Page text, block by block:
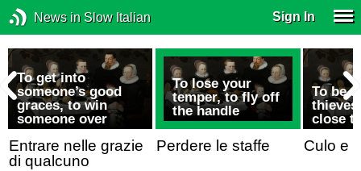
News in Slow Italian Sign In
To get into
someone’s good
graces, to win
someone over
Entrare nelle grazie
di qualcuno
To lose your
temper, to fly off
the handle
Perdere le staffe
To be
close
Culo e